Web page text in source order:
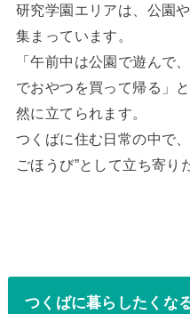
研究学園エリアは、公園
集まっています。
「午前中は公園で遊んで
でおやつを買って帰る」
然に立てられます。
つくばに住む日常の中で
ごほうび”として立ち寄り
つくばに暮らしたくな